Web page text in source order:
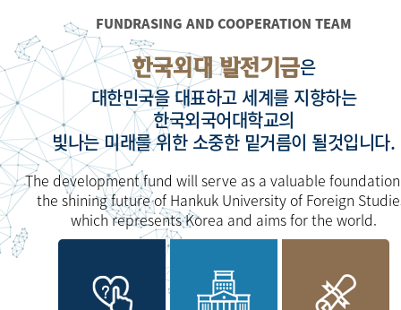
FUNDRASING AND COOPERATION TEAM
한국외대 발전기금은
대한민국을 대표하고 세계를 지향하는
한국외국어대학교의
빛나는 미래를 위한 소중한 밑거름이 될것입니다.
The development fund will serve as a valuable
the shining future of Hankuk University of Foreign
which represents Korea and aims for the world.